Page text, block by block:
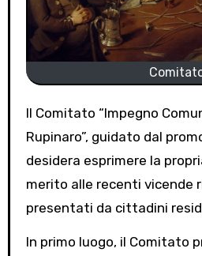
Il Comitato “Impegno Comune: Tutela Cittadini
Rupinaro”, guidato dal
desidera esprimere la
merito alle recenti vicende
presentati da cittadini
In primo luogo, il Comitato